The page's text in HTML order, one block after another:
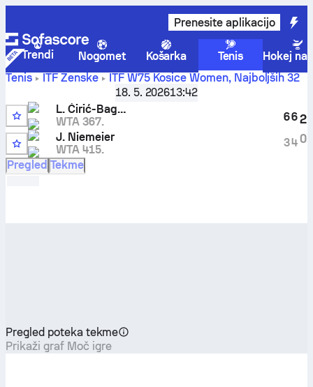
Prenesite aplikacijo
Trendi Nogomet Košarka Tenis
Hokej na
Tenis
ITF Ženske ITF W75 Kosice Women, Najboljših 32
Lucija Ćirić-Bagarić-Jule Niemeier
rezultati medsebojnih tekem
18. 5. 202613:42
L. Ćirić-Bagarić
WTA 367.
J. Niemeier
WTA 415.
6
3
6
4
2
0
Pregled Tekme
Pregled poteka tekme
Prikaži graf Moč igre